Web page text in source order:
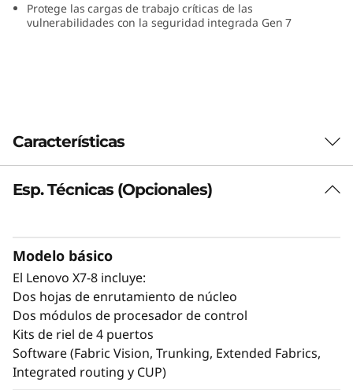
i
o
Protege las cargas de trabajo críticas de las
vulnerabilidades con la seguridad integrada Gen 7
Características
Multifacético y ágil
crecimiento persistente y los grandes
entornos empresariales. Su solución de
extensión altamente escalable para FC, IP y
FICON otorga a las empresas la agilidad para
seguir creciendo a medida que su TI necesita
cambios. Con su soporte de compatibilidad de
versiones anteriores, ayuda a las empresas a
gestionar su necesidad de cambio constante.
Esp. Técnicas (Opcionales)
Modelo básico
El Lenovo X7-8 incluye:
Dos hojas de enrutamiento de núcleo
Dos módulos de procesador de control
Kits de riel de 4 puertos
Software (Fabric Vision, Trunking, Extended Fabrics,
Integrated routing y CUP)